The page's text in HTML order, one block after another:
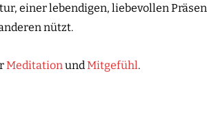
einer lebendigen, liebevollen
nützt.
MeditationundMitgefühl.